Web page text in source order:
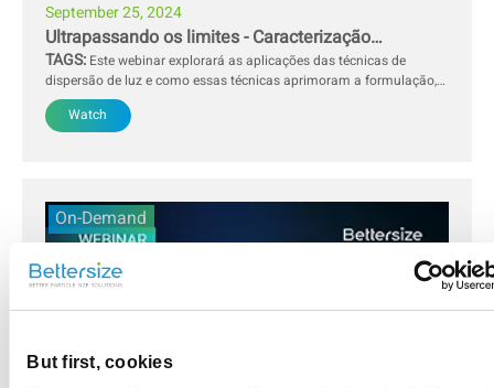
But first, cookies
September 25, 2024
Ultrapassando os limites - Caracterização
farmacêutica com dispersão de luz
TAGS: Este webinar explorará as aplicações das técnicas de
dispersão de luz e como essas técnicas aprimoram a formulação, a
estabilidade e o fornecimento de medicamentos, além de melhorar
a qualidade e a eficácia dos produtos farmacêuticos.
Watch
On-Demand